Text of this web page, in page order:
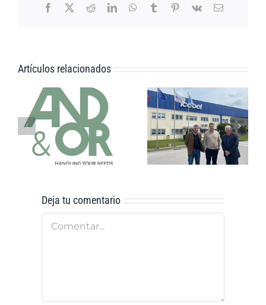
Facebook
X RedditLinkedInWhatsApp
TumblrPinterest
Vk
Correo
Artículos relacionados
El Grupo
And&Or
adquiere
ICEBEL
And&Or: Un
Viaje a Través
de la
Innovación
Deja tu comentario
Comentar